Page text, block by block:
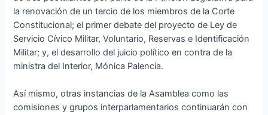
la renovación de un tercio de los miembros de la Corte
Constitucional; el primer debate del proyecto de Ley de
Servicio Cívico Militar, Voluntario, Reservas e Identificación
Militar; y, el desarrollo del juicio político en contra de la
ministra del Interior, Mónica Palencia.
Así mismo, otras instancias de la Asamblea como las
comisiones y grupos interparlamentarios continuarán con